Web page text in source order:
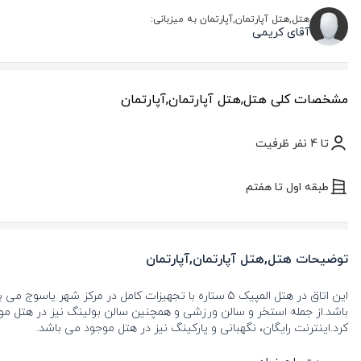
هتل,هتل آپارتمان,آپارتمان به میزبانی:
آقای کریمی
مشخصات کلی هتل,هتل آپارتمان,آپارتمان
تا 4 نفر ظرفیت
طبقه اول تا هفتم
توضیحات هتل,هتل آپارتمان,آپارتمان
این اتاق در هتل المپیک 5 ستاره با تجهیزات کامل
کرد.اینترنت رایگان، نگهبانی و پارکینگ نیز در هتل موجود می باشد.